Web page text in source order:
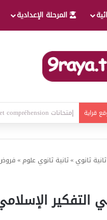
المرحلة الإعدادية
قراية امتحانات قواعد لغة
ثانية ثانوي »ثانية ثانوي علوم»